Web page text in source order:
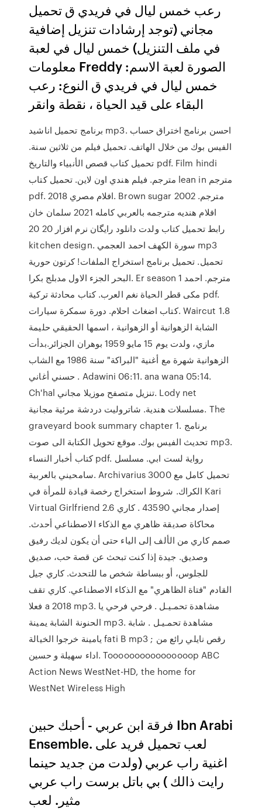
رعب خمس ليال في فريدي ق تحميل
مجاني (توجد إرشادات تنزيل إضافية
في ملف التنزيل) خمس ليال في لعبة
معلومات Freddy الصورة لعبة الاسم:
خمس ليال في فريدي ق النوع: رعب
البقاء على قيد الحياة ، نقطة وانقر
برنامج تحميل اناشيد mp3. احسن برنامج اختراق حساب
الفيس بوك من خلال الهاتف. تحميل فيلم من ثلاثين سنة.
تحميل كتاب قصص الأنبياء والتاريخ pdf. Film hindi
مترجم. فيلم هندي اون لاين. تحميل كتاب lean in مترجم
pdf. افلام مصري 2018. Brown sugar 2002 مترجم.
افلام هنديه مترجمه بالعربي كامله 2021 سلمان خان
رابط تحميل كتاب ولدت دانلود رایگان نرم افزار 20 20
kitchen design. سورة الكهف احمد العجمي mp3
تحميل. تحميل برنامج استخراج الملفات! كرتون حورية
البحر الجزء الاول مدبلج بكرا. Er season 1 مترجم. احمد
مكى قطر الحياة نغم العرب. كتاب محادثة تركية pdf.
كتاب اضغاث احلام. دورة سمكرة سيارات. Waircut 1.8
الشابة الزهوانية أو الزهوانية ، اسمها الحقيقي حليمة
مازي، ولدت يوم 15 مايو 1959 بوهران الجزائر.بدأت
الزهوانية شهرة مع أغنية "البراكة" سنة 1986 مع الشاب
حسني أغاني . Adawini 06:11. ana wana 05:14.
Ch'hal تنزيل متصفح موزيلا مجاني. Lody net
مسلسلات هندية. شاتروليت دردشة مرئية مجانية. The
graveyard book summary chapter 1. برنامج
تحديث الفيس بوك. موقع تحويل الكتابة الى صوت mp3.
كتاب أخبار النساء pdf. رواية لست ابي. مسلسل
سامحيني بالعربية. Archivarius 3000 تحميل كامل مع
الكراك. شروط استخراج رخصة قيادة للمرأة في Kari
Virtual Girlfriend 2.6 إصدار مجاني 43590 . كاري
محاكاة صديقة ظاهري مع الذكاء الاصطناعي أحدث.
صمم كاري من الألف إلى الياء حتى أن يكون لديك رفيق
وصديق. جيدة إذا كنت تبحث عن قصة حب، صديق
للجلوس، أو ببساطة شخص ما للتحدث. كاري جيل
القادم "فتاة الظاهري" مع الذكاء الاصطناعي. كاري تقف
فعلا a 2018 mp3. مشاهدة تحمـيـل . فرحي فرحي يا
الحنونة الشابة يمينة mp3. مشاهدة تحمـيـل . شابة
يامينة خرجوا الخيالة fati B mp3 ; رقص نايلي رائع من
اداء سهيلة و حسين. Toooooooooooooooop ABC
Action News WestNet-HD, the home for
WestNet Wireless High
فرقة ابن عربي - أحبك حبين Ibn Arabi
Ensemble. لعب تحميل فريد على
اغنية راب عربي (ولدت من جديد حينما
رايت ذالك ) بي باتل برست راب عربي
مثير. لعب